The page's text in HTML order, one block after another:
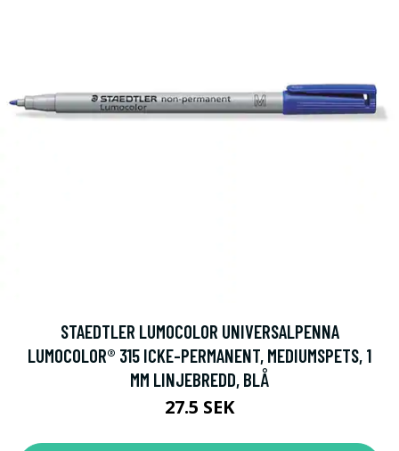
STAEDTLER LUMOCOLOR UNIVERSALPENNA
LUMOCOLOR® 315 ICKE-PERMANENT, MEDIUMSPETS, 1
MM LINJEBREDD, BLÅ
27.5 SEK